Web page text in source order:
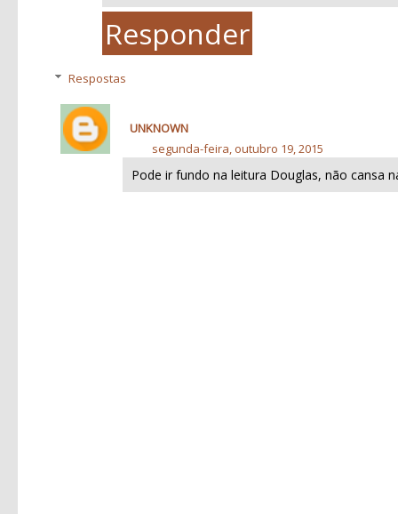
Responder
Respostas
UNKNOWN
segunda-feira, outubro 19, 2015
Pode ir fundo na leitura Douglas, não cansa